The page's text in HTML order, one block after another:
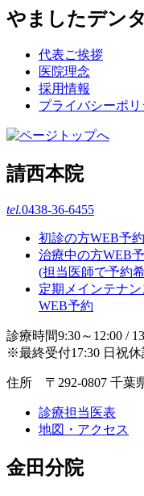
やましたデン
代表ご挨拶
医院理念
採用情報
プライバシーポリ
請西本院
tel.0438-36-6455
初診の方WEB予約
治療中の方WEB
(担当医師で予約
定期メインテナ
WEB予約
診療時間9:30～12:00 /
※最終受付17:30 日祝休
住所 〒292-0807 千葉
診療担当医表
地図・アクセス
金田分院